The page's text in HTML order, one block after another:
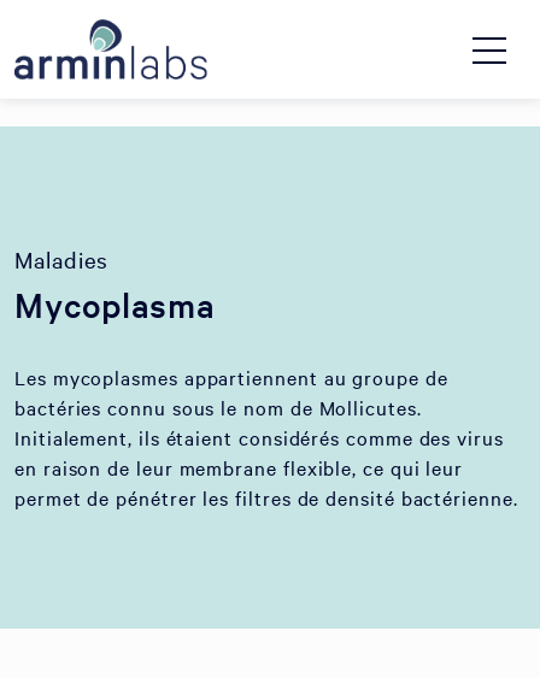
Maladies
Mycoplasma
Les mycoplasmes appartiennent au groupe de
bactéries connu sous le nom de Mollicutes.
Initialement, ils étaient considérés comme des virus
en raison de leur membrane flexible, ce qui leur
permet de pénétrer les filtres de densité bactérienne.